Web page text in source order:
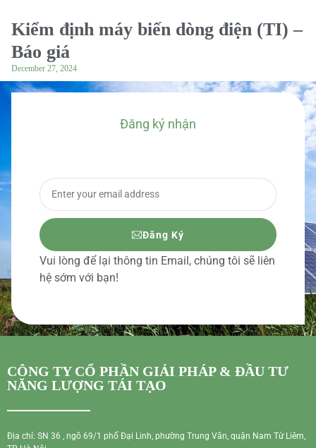
Kiểm định máy biến dòng điện (TI) –
Báo giá
December 27, 2024
Đăng ký nhận
Đăng Ký
Vui lòng để lại thông tin Email, chúng tôi sẽ liên
hệ sớm với bạn!
CÔNG TY CỔ PHẦN GIẢI PHÁP & ĐẦU TƯ
NĂNG LƯỢNG TÁI TẠO
Địa chỉ: SN 36 , ngõ 69/1 phố Đại Linh, phường Trung Văn, quận Nam Từ Liêm,